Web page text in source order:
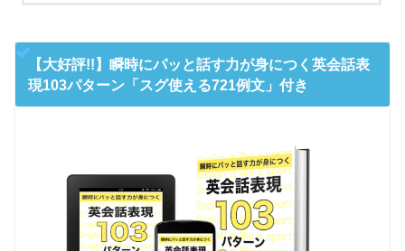
【大好評!!】瞬時にパッと話す力が身につく英会話表
現103パターン「スグ使える721例文」付き